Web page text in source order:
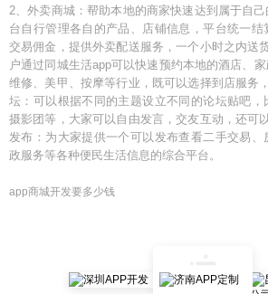
2、外卖商城：帮助本地的商家快速达到属于自
台自行管理各自的产品、店铺信息，平台统一结
交易佣金，提供外卖配送服务，一个小时之内送
户通过同城生活app可以快速预约本地的酒店、家
维修、美甲、按摩等行业，既可以选择到店服务
坛：可以根据不同的主题设立不同的论坛贴吧，
摄影团等，大家可以自由发言，交友互动，还可
发布：为大家提供一个可以发布查看二手交易、
政服务等各种便民生活信息的综合平台。
app商城开发要多少钱